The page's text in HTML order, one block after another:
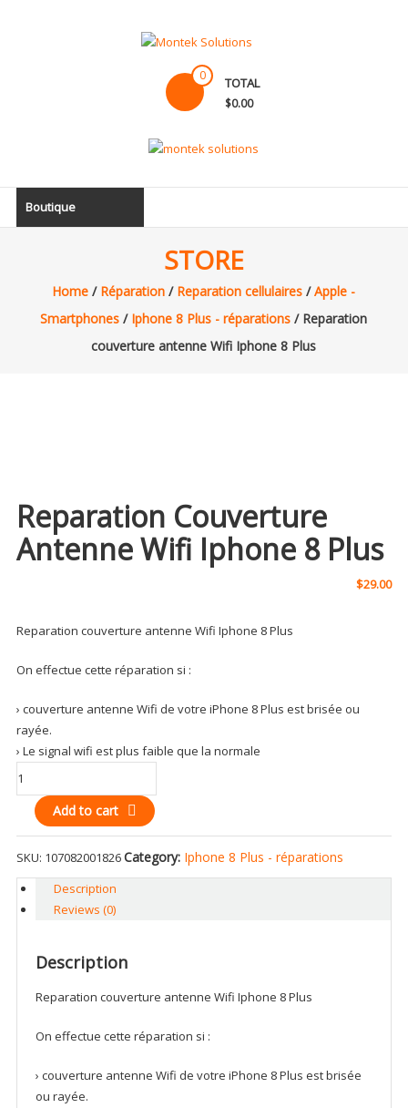
Ordinateur,
électronique
0 TOTAL
$0.00
Boutique
STORE
Home / Réparation / Reparation cellulaires /Apple -
Smartphones / Iphone 8 Plus - réparations / Reparation
couverture antenne Wifi Iphone 8 Plus
Reparation Couverture
Antenne Wifi Iphone 8 Plus
$29.00
Reparation couverture antenne Wifi Iphone 8 Plus
On effectue cette réparation si :
› couverture antenne Wifi de votre iPhone 8 Plus est brisée ou
rayée.
› Le signal wifi est plus faible que la normale
Reparation
couverture
antenne
Wifi
Iphone
8
Plus
quantity
Add to cart
SKU: 107082001826Category: Iphone 8 Plus - réparations
Description
Reviews (0)
Description
Reparation couverture antenne Wifi Iphone 8 Plus
On effectue cette réparation si :
› couverture antenne Wifi de votre iPhone 8 Plus est brisée
ou rayée.